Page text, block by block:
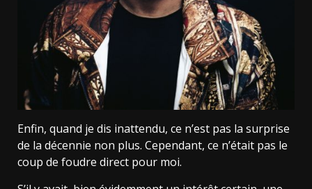
Enfin, quand je dis inattendu, ce n’est pas la surprise
de la décennie non plus. Cependant, ce n’était pas le
coup de foudre direct pour moi.